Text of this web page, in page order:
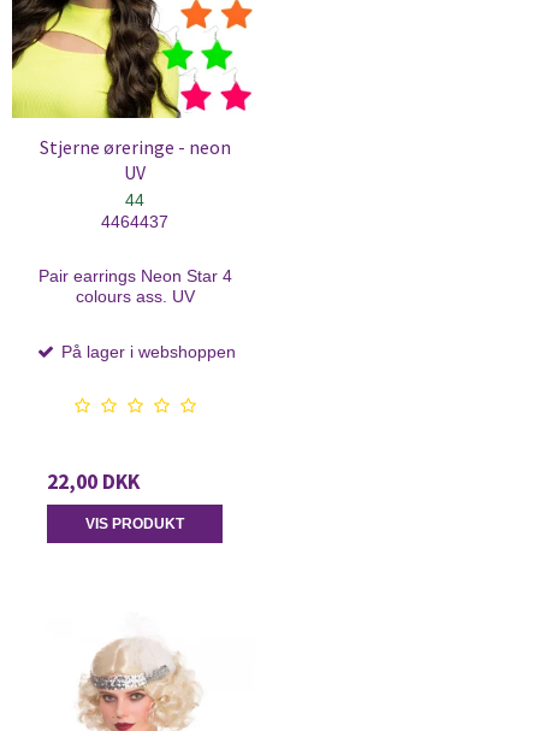
Stjerne øreringe - neon
UV
44
4464437
Pair earrings Neon Star 4
colours ass. UV
På lager i webshoppen
22,00 DKK
VIS PRODUKT